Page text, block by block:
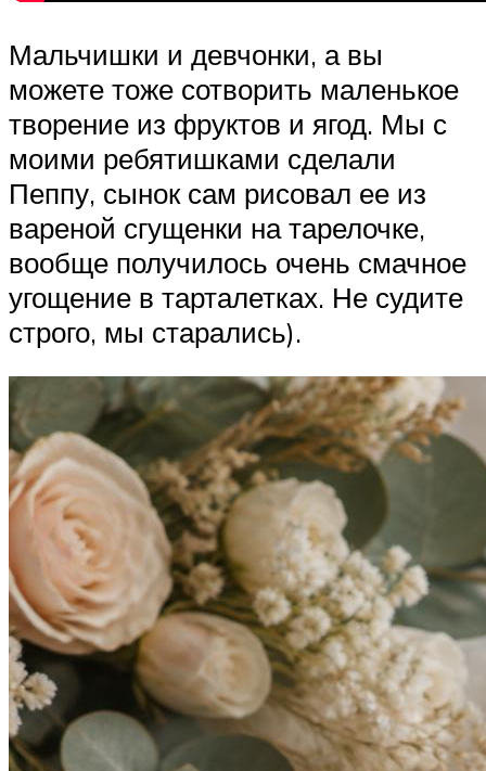
Мальчишки и девчонки, а вы
можете тоже сотворить маленькое
творение из фруктов и ягод. Мы с
моими ребятишками сделали
Пеппу, сынок сам рисовал ее из
вареной сгущенки на тарелочке,
вообще получилось очень смачное
угощение в тарталетках. Не судите
строго, мы старались).